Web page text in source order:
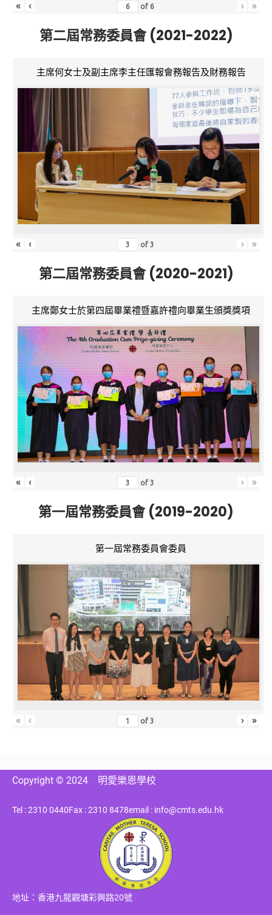
« ‹ of 6 › »
第二屆常務委員會 (2021-2022)
主席何女士及副主席李主任匯報會務報告及財務報告
« ‹ of3 › »
第二屆常務委員會 (2020-2021)
主席鄭女士於第四屆畢業禮暨嘉許禮向畢業生頒獎獎項
« ‹ of3 › »
第一屆常務委員會 (2019-2020)
第一屆常務委員會委員
« ‹ of3 › »
Copyright © 2024 明愛樂恩學校
Tel : 2310 0440Fax : 2310 8478email : info@cmts.edu.hk
地址：香港九龍觀塘彩興路20號